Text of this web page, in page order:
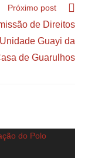
Próximo post
de Direitos
Guayi da
de Guarulhos